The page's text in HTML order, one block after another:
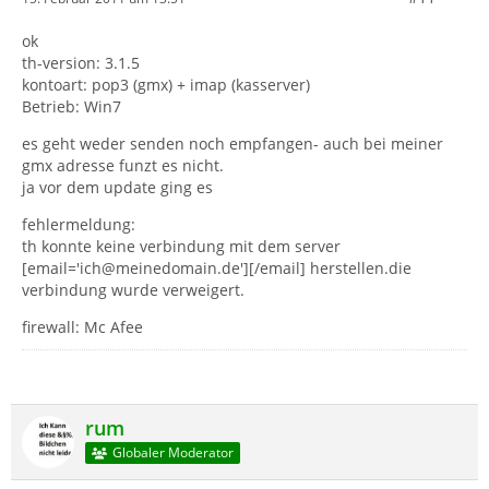
ok
th-version: 3.1.5
kontoart: pop3 (gmx) + imap (kasserver)
Betrieb: Win7
es geht weder senden noch empfangen- auch bei meiner
gmx adresse funzt es nicht.
ja vor dem update ging es
fehlermeldung:
th konnte keine verbindung mit dem server
[email='ich@meinedomain.de'][/email] herstellen.die
verbindung wurde verweigert.
firewall: Mc Afee
rum
Globaler Moderator